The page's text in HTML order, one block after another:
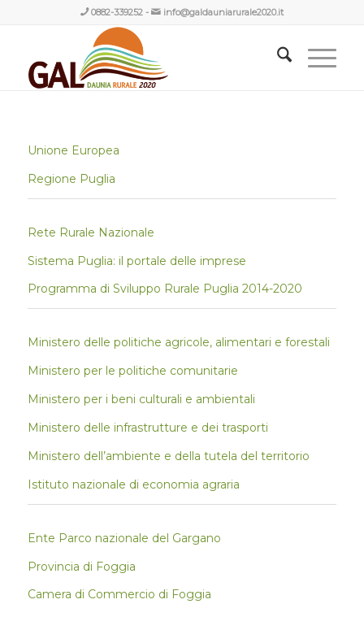
0882-339252- info@galdauniarurale2020.it
Unione Europea
Regione Puglia
Rete Rurale Nazionale
Sistema Puglia: il portale delle imprese
Programma di Sviluppo Rurale Puglia 2014-2020
Ministero delle politiche agricole, alimentari e forestali
Ministero per le politiche comunitarie
Ministero per i beni culturali e ambientali
Ministero delle infrastrutture e dei trasporti
Ministero dell’ambiente e della tutela del territorio
Istituto nazionale di economia agraria
Ente Parco nazionale del Gargano
Provincia di Foggia
Camera di Commercio di Foggia